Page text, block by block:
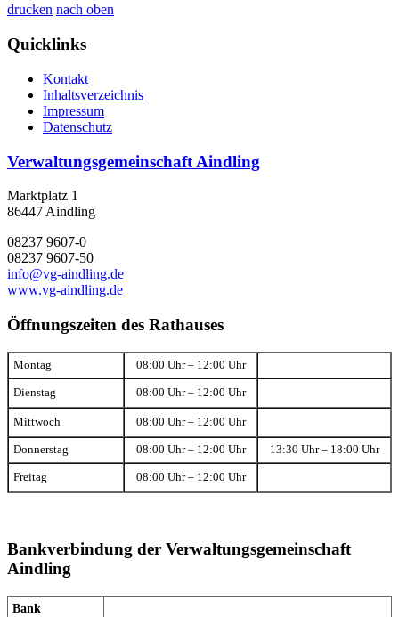
drucken nach oben
Quicklinks
Kontakt
Inhaltsverzeichnis
Impressum
Datenschutz
Verwaltungsgemeinschaft Aindling
Marktplatz 1
86447 Aindling
08237 9607-0
08237 9607-50
info@vg-aindling.de
www.vg-aindling.de
Öffnungszeiten des Rathauses
Montag 08:00 Uhr – 12:00 Uhr
Dienstag 08:00 Uhr – 12:00 Uhr
Mittwoch 08:00 Uhr – 12:00 Uhr
Donnerstag 08:00 Uhr – 12:00 Uhr 13:30 Uhr – 18:00 Uhr
Freitag 08:00 Uhr – 12:00 Uhr
Bankverbindung der Verwaltungsgemeinschaft
Aindling
Bank